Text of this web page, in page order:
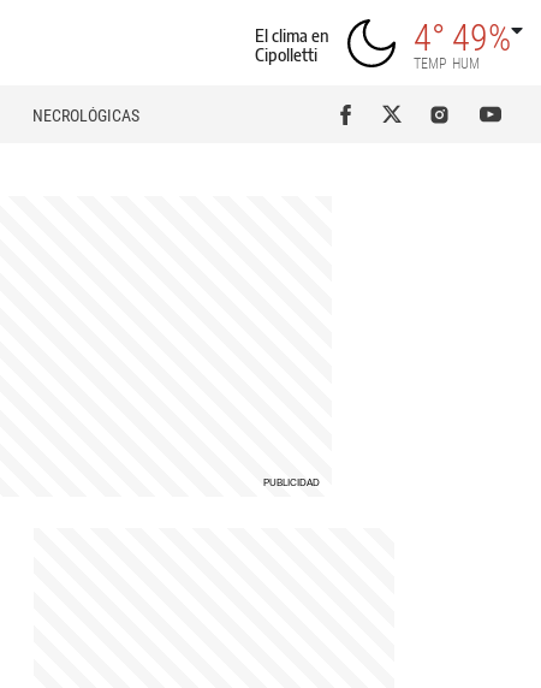
El clima en
Cipolletti
4°
TEMP
49%
HUM
NECROLÓGICAS